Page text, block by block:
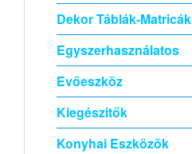
Dekor Táblák-Matricák
Egyszerhasználatos
Evőeszköz
Kiegészitők
Konyhai Eszközök